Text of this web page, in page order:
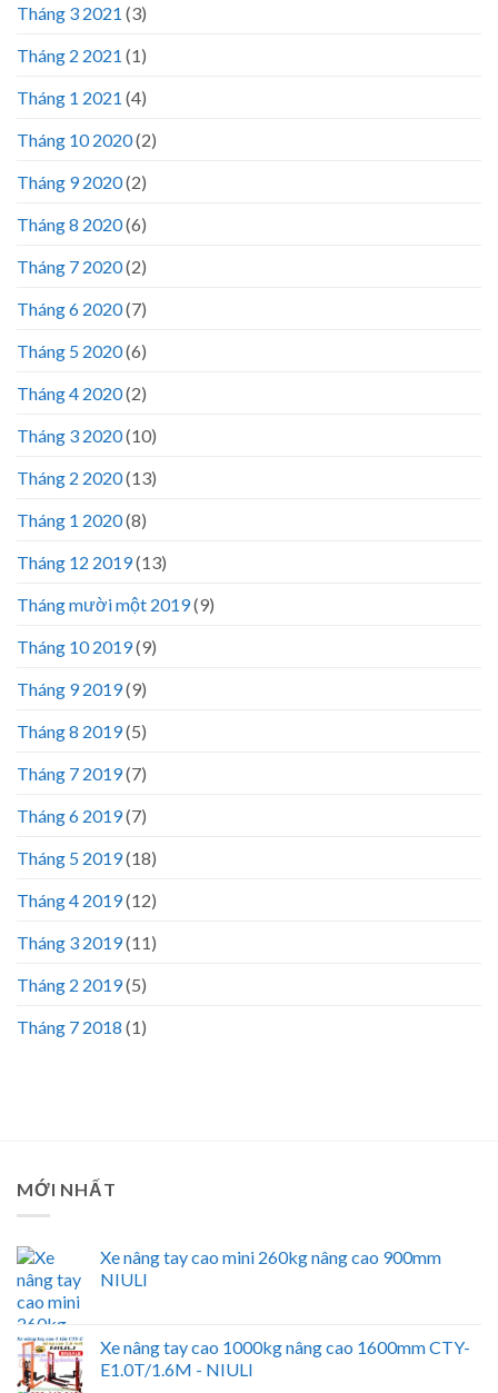
Tháng 3 2021 (3)
Tháng 2 2021 (1)
Tháng 1 2021 (4)
Tháng 10 2020(2)
Tháng 9 2020(2)
Tháng 8 2020(6)
Tháng 7 2020(2)
Tháng 6 2020(7)
Tháng 5 2020(6)
Tháng 4 2020(2)
Tháng 3 2020(10)
Tháng 2 2020(13)
Tháng 1 2020(8)
Tháng 12 2019(13)
Tháng mười một 2019(9)
Tháng 10 2019(9)
Tháng 9 2019(9)
Tháng 8 2019(5)
Tháng 7 2019(7)
Tháng 6 2019(7)
Tháng 5 2019(18)
Tháng 4 2019(12)
Tháng 3 2019(11)
Tháng 2 2019(5)
Tháng 7 2018 (1)
MỚI NHẤT
Xe nâng tay cao mini 260kg nâng cao 900mm
NIULI
Xe nâng tay cao 1000kg nâng cao 1600mm CTY-
E1.0T/1.6M - NIULI